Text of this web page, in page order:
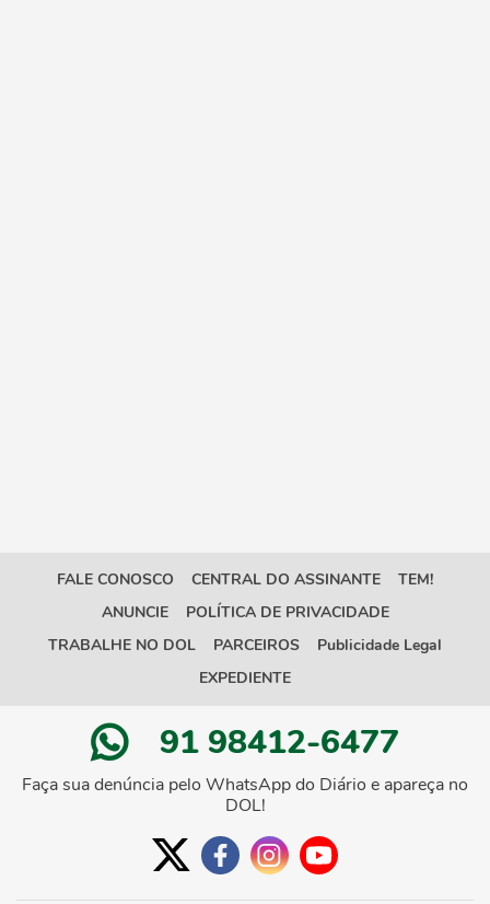
FALE CONOSCO CENTRAL DO ASSINANTE
TEM!
ANUNCIE
POLÍTICA DE PRIVACIDADE
TRABALHE NO DOL
PARCEIROS
Publicidade Legal
EXPEDIENTE
91 98412-6477
Faça sua denúncia pelo WhatsApp do Diário e apareça no
DOL!